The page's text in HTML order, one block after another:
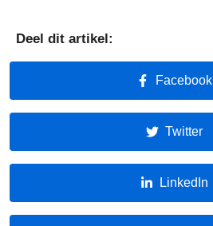
Deel dit artikel:
Facebook
Twitter
LinkedIn